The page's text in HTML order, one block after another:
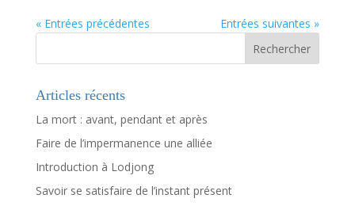
« Entrées précédentes Entrées suivantes »
Articles récents
La mort : avant, pendant et après
Faire de l’impermanence une alliée
Introduction à Lodjong
Savoir se satisfaire de l’instant présent